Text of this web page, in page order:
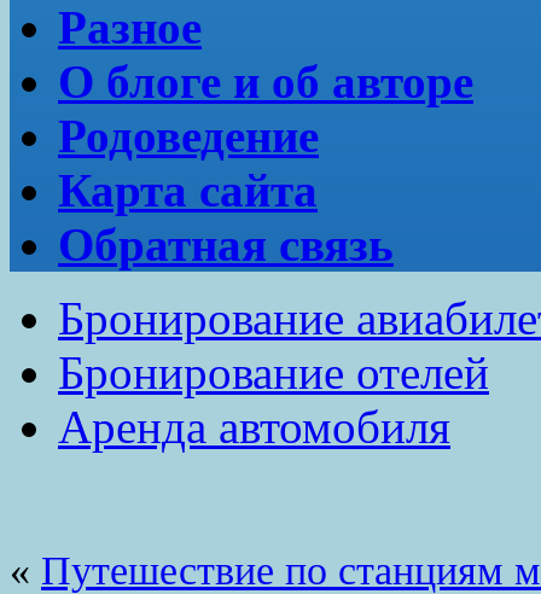
Разное
О блоге и об авторе
Родоведение
Карта сайта
Обратная связь
Бронирование
Бронирование отелей
Аренда автомобиля
« Путешествие по станциям